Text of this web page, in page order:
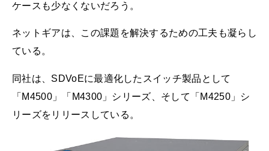
ケースも少なくないだろう。
ネットギアは、この課題を解決するための工夫も凝らし
ている。
同社は、SDVoEに最適化したスイッチ製品として
「M4500」「M4300」シリーズ、そして「M4250」シ
リーズをリリースしている。